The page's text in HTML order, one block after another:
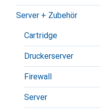
Server + Zubehör
Cartridge
Druckerserver
Firewall
Server